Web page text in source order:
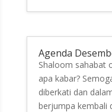
Agenda
Shaloom sahabat
apa kabar?
diberkati dan
berjumpa kembali